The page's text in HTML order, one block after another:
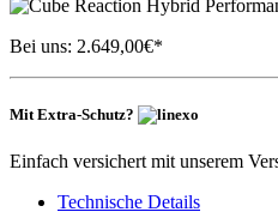
Bei uns: 2.649,00€*
Mit Extra-Schutz?
Einfach versichert mit unserem
Technische Details